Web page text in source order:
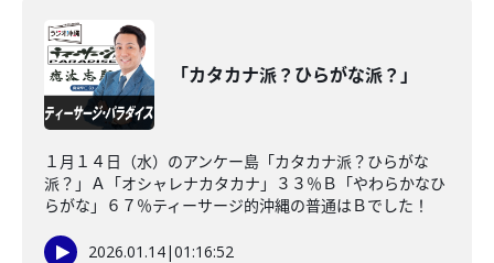
「カタカナ派？ひらがな派？」
１月１４日（水）のアンケー島「カタカナ派？ひらがな
派？」Ａ「オシャレナカタカナ」３３％Ｂ「やわらかなひ
らがな」６７％ティーサージ的沖縄の普通はＢでした！
2026.01.14|01:16:52